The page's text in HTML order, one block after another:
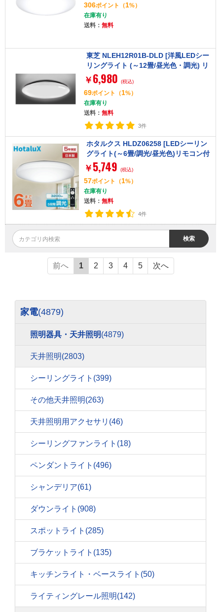
306ポイント （1%）
在庫有り
送料： 無料
東芝 NLEH12R01B-DLD [洋風LEDシー
リングライト (～12畳/昼光色・調光) リ
モコン付き]
￥ 6,980 (税込)
69ポイント （1%）
在庫有り
送料： 無料
3件
ホタルクス HLDZ06258 [LEDシーリン
グライト(～6畳/調光/昼光色)リモコン付
き]
￥ 5,749 (税込)
57ポイント （1%）
在庫有り
送料： 無料
4件
検索
前へ 1 2 3 4 5 次へ
家電(4879)
照明器具・天井照明(4879)
天井照明(2803)
シーリングライト (399)
その他天井照明(263)
天井照明用アクセサリ (46)
シーリングファンライト (18)
ペンダントライト (496)
シャンデリア(61)
ダウンライト (908)
スポットライト (285)
ブラケットライト (135)
キッチンライト・ベースライト (50)
ライティングレール照明(142)